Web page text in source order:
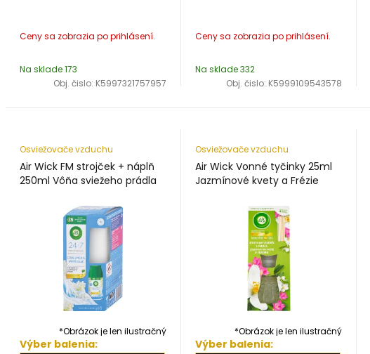
Na sklade 173
Obj. čislo: K5997321757957
Na sklade 332
Obj. čislo: K5999109543578
Osviežovače vzduchu
Air Wick FM strojček + náplň
250ml Vôňa sviežeho prádla
*Obrázok je len ilustračný
Výber balenia:
Osviežovače vzduchu
Air Wick Vonné tyčinky 25ml
Jazmínové kvety a Frézie
*Obrázok je len ilustračný
Výber balenia: